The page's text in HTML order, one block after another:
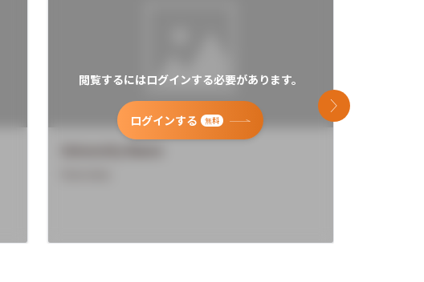
閲覧するにはログインする必要があります。
ログインする 無料
次のスライド